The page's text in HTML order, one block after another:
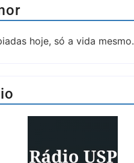
hoje, só a vida mesmo.